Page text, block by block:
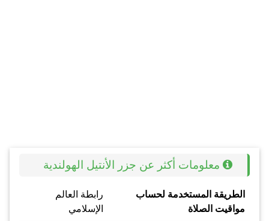
معلومات أكثر عن جزر الأنتيل الهولندية
الطريقة المستخدمة لحساب
مواقيت الصلاة
رابطة العالم
الإسلامي